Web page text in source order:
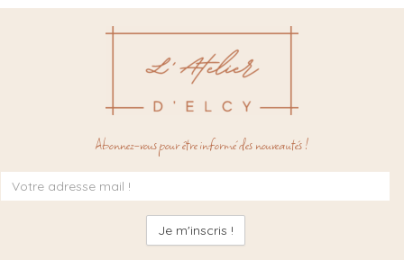
Abonnez-vous pour être informé des nouveautés !
à
la
newsletter
: